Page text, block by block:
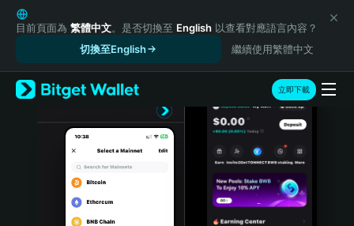
English
日本語
Русский
Español (Latinoamérica)
Türkçe
Português (Portugal)
目前頁面為 繁體中文。是否切換至 English 以查看對應語言內容？
切換至English
繼續使用繁體中文
立即下載